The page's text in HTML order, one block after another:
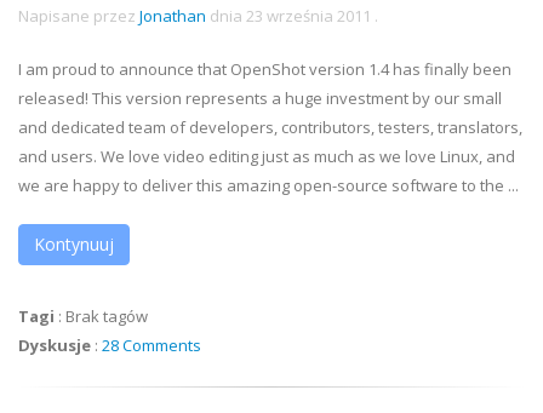
Napisane przez Jonathan dnia 23 września 2011 .
I am proud to announce that OpenShot version 1.4 has finally been
released! This version represents a huge investment by our small
and dedicated team of developers, contributors, testers, translators,
and users. We love video editing just as much as we love Linux, and
we are happy to deliver this amazing open-source software to the ...
Kontynuuj
Tagi : Brak tagów
Dyskusje : 28 Comments